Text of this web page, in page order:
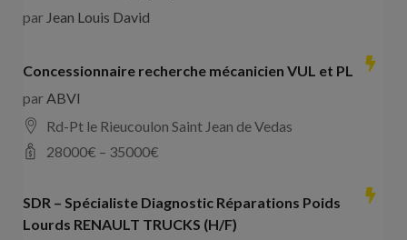
par Jean Louis David
Concessionnaire recherche mécanicien VUL et PL
parABVI
Rd-Pt le Rieucoulon Saint Jean de Vedas
28000€ – 35000€
SDR – Spécialiste Diagnostic Réparations Poids
Lourds RENAULT TRUCKS (H/F)